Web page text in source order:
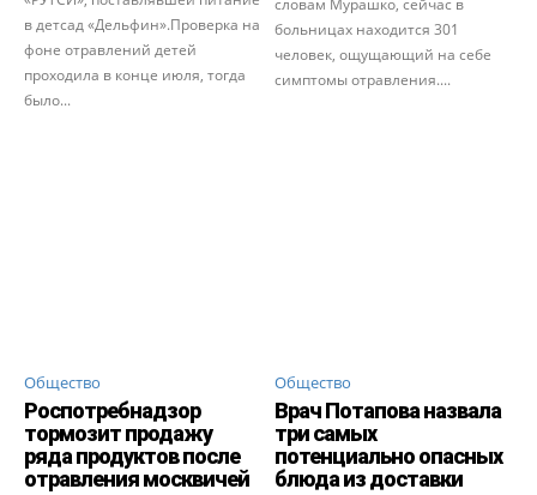
в детсад «Дельфин».Проверка на
фоне отравлений детей
проходила в конце июля, тогда
было...
больницах находится 301
человек, ощущающий на себе
симптомы отравления....
Общество
Роспотребнадзор
тормозит продажу
ряда продуктов после
отравления москвичей
Общество
Врач Потапова назвала
три самых
потенциально опасных
блюда из доставки